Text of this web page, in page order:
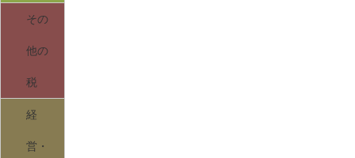
その
他の
税
経
営・